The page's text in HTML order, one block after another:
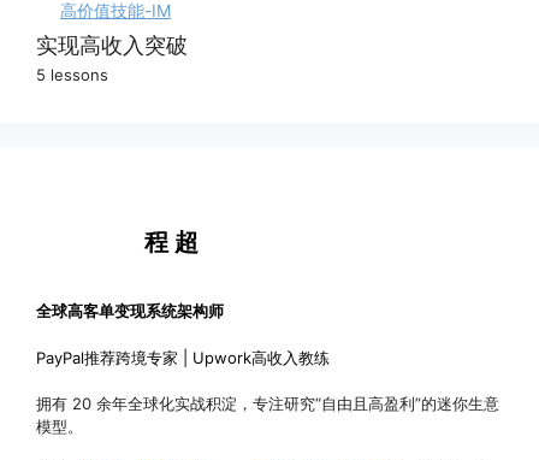
高价值技能-IM
实现高收入突破
5 lessons
程 超
全球高客单变现系统架构师
PayPal推荐跨境专家 | Upwork高收入教练
拥有 20 余年全球化实战积淀，专注研究“自由且高盈利”的迷你生意
模型。